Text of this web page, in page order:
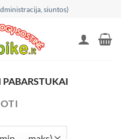
siuntos)
PABARSTUKAI